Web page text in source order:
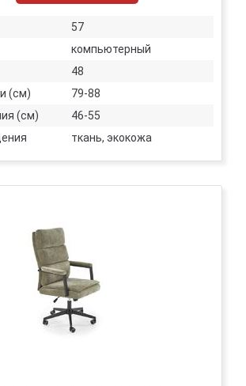
57
компьютерный
48
(см)
79-88
(см)
46-55
ткань, экокожа